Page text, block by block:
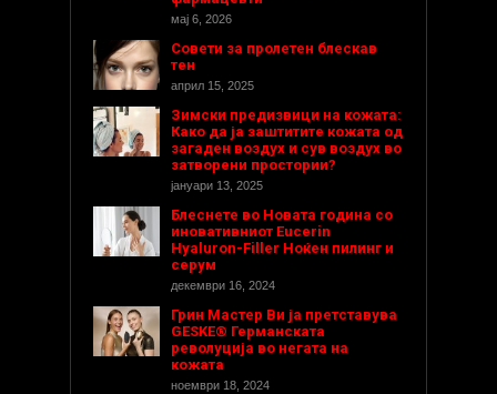
мај 6, 2026
Совети за пролетен блескав
тен
април 15, 2025
Зимски предизвици на кожата:
Како да ја заштитите кожата од
загаден воздух и сув воздух во
затворени простории?
јануари 13, 2025
Блеснете во Новата година со
иновативниот Eucerin
Hyaluron-Filler Ноќен пилинг и
серум
декември 16, 2024
Грин Мастер Ви ја претставува
GESKE® Германската
револуција во негата на
кожата
ноември 18, 2024